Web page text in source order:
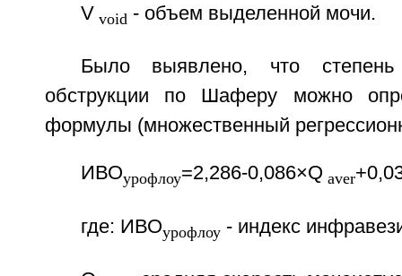
V void - объем выделенной мочи.
Было выявлено, что степень
обструкции по Шаферу можно
формулы (множественный
ИВОурофлоу=2,286-0,086×Q aver
где: ИВОурофлоу- индекс